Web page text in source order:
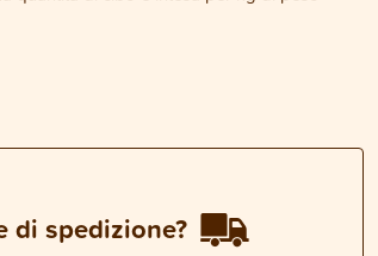
di spedizione?